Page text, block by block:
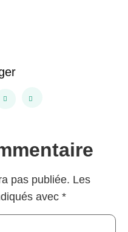
pas publiée. Les
avec *